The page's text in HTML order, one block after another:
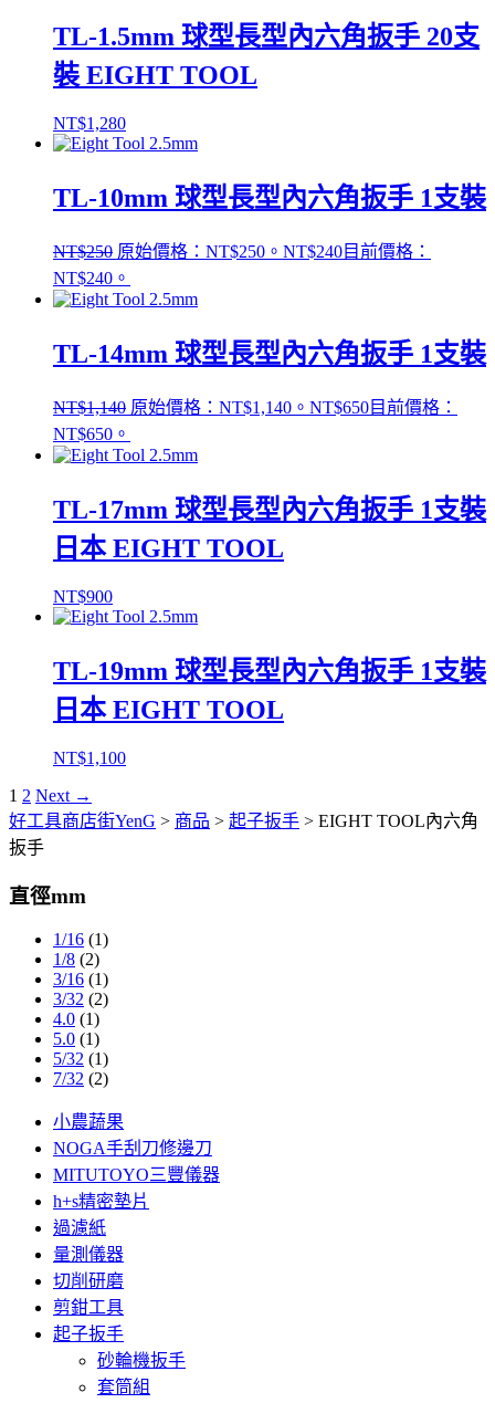
TL-1.5mm 球型長型內六角扳手 20支
裝 EIGHT TOOL
NT$1,280
TL-10mm 球型長型內六角扳手 1支裝
NT$250 原始價格：NT$250。 NT$240目前價格：
NT$240。
TL-14mm 球型長型內六角扳手 1支裝
NT$1,140 原始價格：NT$1,140。 NT$650目前價格：
NT$650。
TL-17mm 球型長型內六角扳手 1支裝
日本 EIGHT TOOL
NT$900
TL-19mm 球型長型內六角扳手 1支裝
日本 EIGHT TOOL
NT$1,100
1 2 Next →
好工具商店街YenG > 商品 > 起子扳手 > EIGHT TOOL內六角
扳手
直徑mm
1/16 (1)
1/8 (2)
3/16 (1)
3/32 (2)
4.0 (1)
5.0 (1)
5/32 (1)
7/32 (2)
小農蔬果
NOGA手刮刀修邊刀
MITUTOYO三豐儀器
h+s精密墊片
過濾紙
量測儀器
切削研磨
剪鉗工具
起子扳手
砂輪機扳手
套筒組